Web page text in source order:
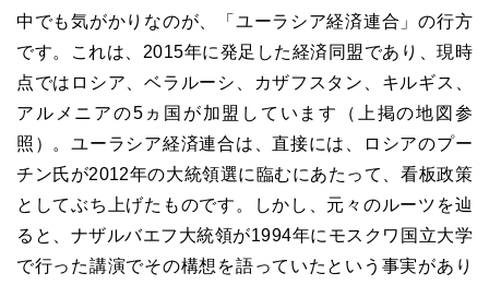
中でも気がかりなのが、「ユーラシア経済連合」の行方
です。これは、2015年に発足した経済同盟であり、現時
点ではロシア、ベラルーシ、カザフスタン、キルギス、
アルメニアの5ヵ国が加盟しています（上掲の地図参
照）。ユーラシア経済連合は、直接には、ロシアのプー
チン氏が2012年の大統領選に臨むにあたって、看板政策
としてぶち上げたものです。しかし、元々のルーツを辿
ると、ナザルバエフ大統領が1994年にモスクワ国立大学
で行った講演でその構想を語っていたという事実があり